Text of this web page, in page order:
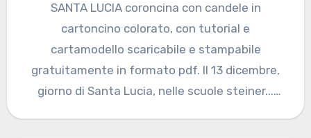
SANTA LUCIA coroncina con candele in
cartoncino colorato, con tutorial e
cartamodello scaricabile e stampabile
gratuitamente in formato pdf. Il 13 dicembre,
giorno di Santa Lucia, nelle scuole steiner...